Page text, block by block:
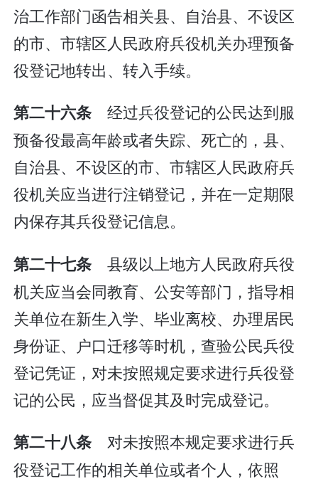
治工作部门函告相关县、自治县、不设区
的市、市辖区人民政府兵役机关办理预备
役登记地转出、转入手续。
第二十六条经过兵役登记的公民达到服
预备役最高年龄或者失踪、死亡的，县、
自治县、不设区的市、市辖区人民政府兵
役机关应当进行注销登记，并在一定期限
内保存其兵役登记信息。
第二十七条县级以上地方人民政府兵役
机关应当会同教育、公安等部门，指导相
关单位在新生入学、毕业离校、办理居民
身份证、户口迁移等时机，查验公民兵役
登记凭证，对未按照规定要求进行兵役登
记的公民，应当督促其及时完成登记。
第二十八条对未按照本规定要求进行兵
役登记工作的相关单位或者个人，依照